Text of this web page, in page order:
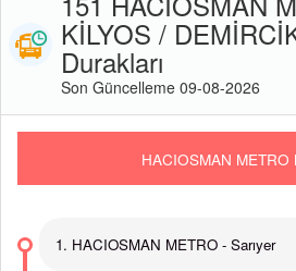
KİLYOS /
Durakları
Son Güncelleme 09-08-2026
HACIOSMAN METRO
1. HACIOSMAN METRO - Sarıyer